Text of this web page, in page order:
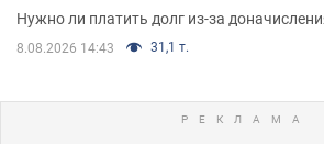
Нужно ли платить долг из-за
8.08.2026 14:43 31,1 т.